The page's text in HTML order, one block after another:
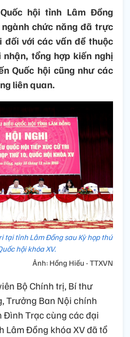
hội tỉnh Lâm Đồng
chức năng đã trực
với các vấn đề thuộc
tổng hợp kiến nghị
Quốc hội cũng như các
liên quan.
tại tỉnh Lâm Đồng sau Kỳ họp thứ
hội khóa XV.
Ảnh: Hồng Hiếu - TTXVN
Bộ Chính trị, Bí thư
Trưởng Ban Nội chính
Đình Trạc cùng các đại
Lâm Đồng khóa XV đã tổ